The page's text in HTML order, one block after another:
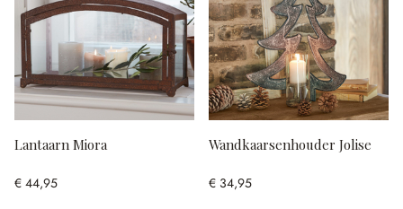
Lantaarn Miora
€ 44,95
Wandkaarsenhouder Jolise
€ 34,95